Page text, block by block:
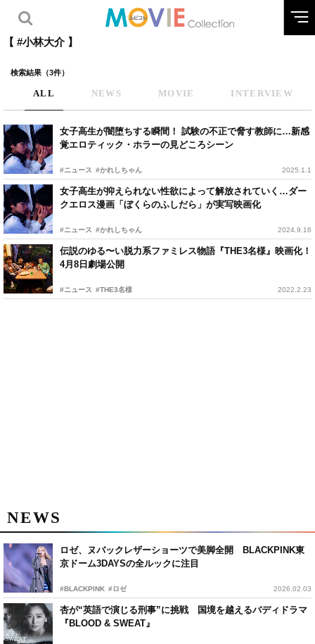
【 #小林大介 】
検索結果（3件）
ALL NEWS MOVIE INTERVIEW
女子高生が闇堕ちする瞬間！ 試験の不正で脅す教師に…新感
覚エロティック・ホラーの見どころシーン
#ニュース #かれしちゃん 2025.1.1
女子高生が抑えられない性欲によって解放されていく…ダー
クエロス漫画「ぼくらのふしだら」が実写映画化
#ニュース #かれしちゃん 2024.9.16
伝説のゆる〜い脱力系ファミレス物語『THE3名様』映画化！
4月8日劇場公開
#ニュース #THE3名様 2022.2.23
NEWS
ロゼ、ヌバックレザーショーツで美脚全開 BLACKPINK東
京ドーム3DAYSの全ルックに注目
#BLACKPINK #ロゼ 2026.02.03
杏が“英語で演じる刑事”に挑戦 国境を越えるバディドラマ
『BLOOD & SWEAT』